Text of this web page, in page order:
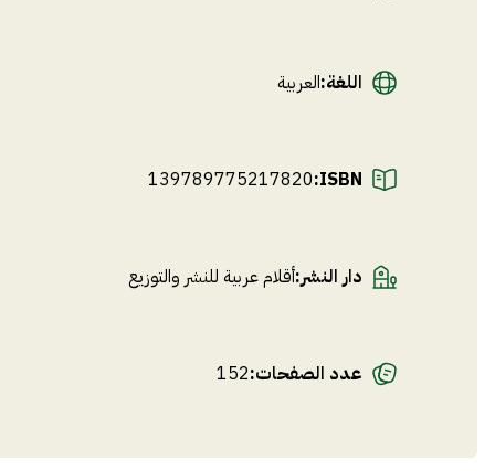
اللغة:العربية
ISBN:
139789775217820
دار النشر:أقلام عربية للنشر والتوزيع
عدد الصفحات:
152